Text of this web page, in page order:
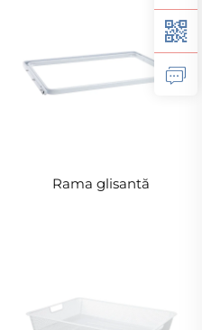
Rama glisantă